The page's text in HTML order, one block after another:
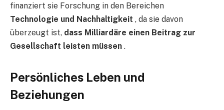
finanziert sie Forschung in den Bereichen
Technologie und Nachhaltigkeit , da sie davon
überzeugt ist, dass Milliardäre einen Beitrag zur
Gesellschaft leisten müssen .
Persönliches Leben und
Beziehungen